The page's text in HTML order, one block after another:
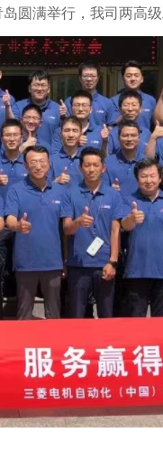
圆满举行，我司两高